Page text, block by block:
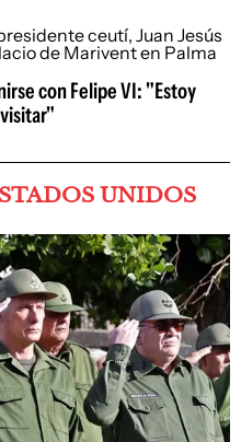
con Felipe VI: "Estoy
UNIDOS